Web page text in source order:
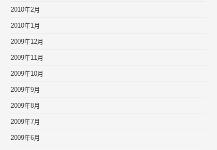
2010年2月
2010年1月
2009年12月
2009年11月
2009年10月
2009年9月
2009年8月
2009年7月
2009年6月